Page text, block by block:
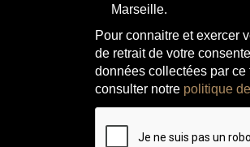
Marseille.
Pour connaitre et exercer
de retrait de votre
données collectées par
consulter notre politique